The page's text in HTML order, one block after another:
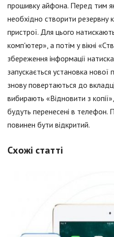
прошивку айфона. Перед тим
необхідно створити резервну
пристрої. Для цього
комп'ютер», а потім у вікні
збереження інформації
запускається установка
знову повертаються до
вибирають «Відновити з
будуть перенесені в телефон.
повинен бути відкритий.
Схожі статті